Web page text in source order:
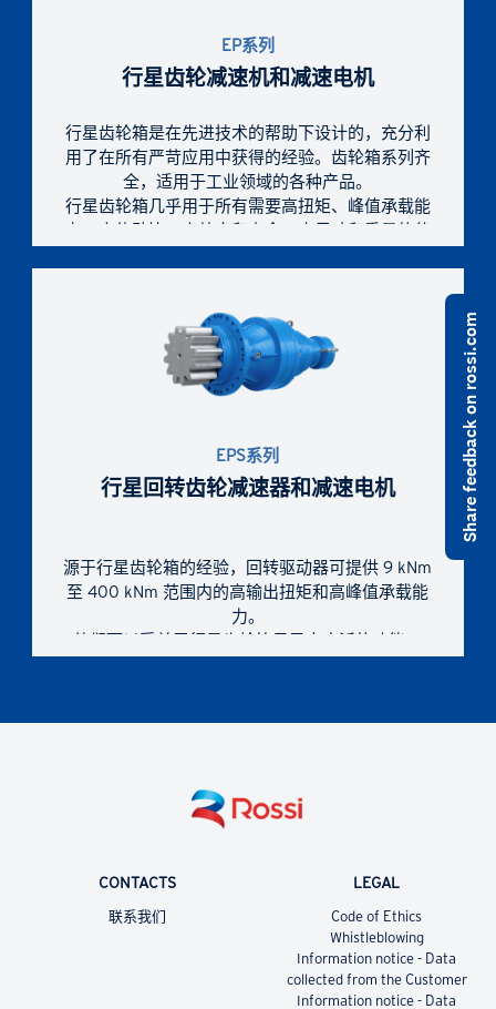
EP系列
行星齿轮减速机和减速电机
行星齿轮箱是在先进技术的帮助下设计的，充分利
用了在所有严苛应用中获得的经验。齿轮箱系列齐
全，适用于工业领域的各种产品。
行星齿轮箱几乎用于所有需要高扭矩、峰值承载能
力、高传动比、高效率和寿命、小尺寸和重量的使
EPS系列
行星回转齿轮减速器和减速电机
源于行星齿轮箱的经验，回转驱动器可提供 9 kNm
至 400 kNm 范围内的高输出扭矩和高峰值承载能
力。
他们可以受益于行星齿轮箱目录中广泛的功能。
CONTACTS
联系我们
LEGAL
Code of Ethics
Whistleblowing
Information notice - Data
collected from the Customer
Information notice - Data
Share feedback on rossi.com